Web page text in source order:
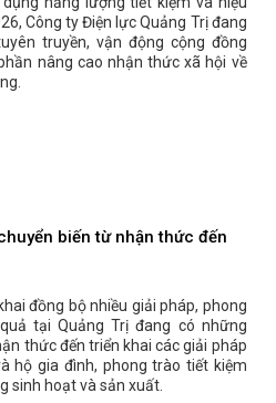
Công ty Điện lực Quảng Trị đang
truyền, vận động cộng đồng
nâng cao nhận thức xã hội về
biến từ nhận thức đến
đồng bộ nhiều giải pháp, phong
tại Quảng Trị đang có những
thức đến triển khai các giải pháp
hộ gia đình, phong trào tiết kiệm
sinh hoạt và sản xuất.